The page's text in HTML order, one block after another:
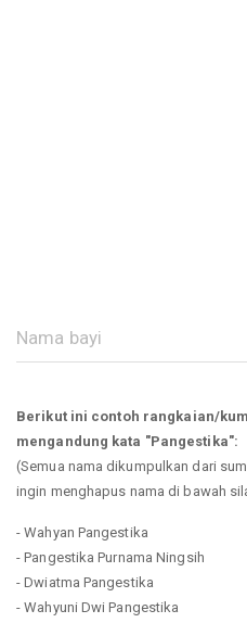
Berikut ini contoh rangkaian/
mengandung kata "Pangestika":
(Semua nama dikumpulkan dari
ingin menghapus nama di bawah
- Wahyan Pangestika
- Pangestika Purnama Ningsih
- Dwiatma Pangestika
- Wahyuni Dwi Pangestika